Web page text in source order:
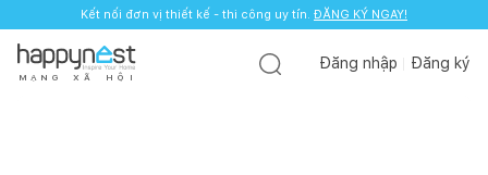
Kết nối đơn vị thiết kế - thi công uy tín. ĐĂNG KÝ NGAY!
M Ạ N G X Ã H Ộ I
Đăng nhập Đăng ký